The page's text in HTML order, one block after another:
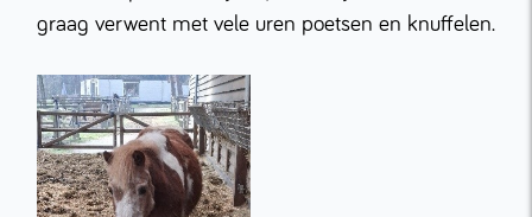
graag verwent met vele uren poetsen en knuffelen.